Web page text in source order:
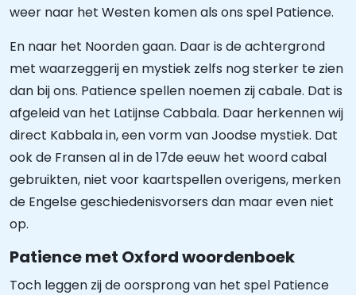
weer naar het Westen komen als ons spel Patience.
En naar het Noorden gaan. Daar is de achtergrond
met waarzeggerij en mystiek zelfs nog sterker te zien
dan bij ons. Patience spellen noemen zij cabale. Dat is
afgeleid van het Latijnse Cabbala. Daar herkennen wij
direct Kabbala in, een vorm van Joodse mystiek. Dat
ook de Fransen al in de 17de eeuw het woord cabal
gebruikten, niet voor kaartspellen overigens, merken
de Engelse geschiedenisvorsers dan maar even niet
op.
Patience met Oxford woordenboek
Toch leggen zij de oorsprong van het spel Patience